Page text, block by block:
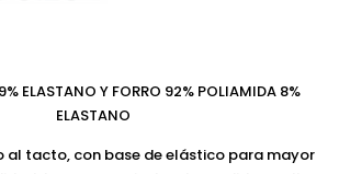
ELASTANO Y FORRO 92% POLIAMIDA 8%
ELASTANO
al tacto, con base de elástico para mayor